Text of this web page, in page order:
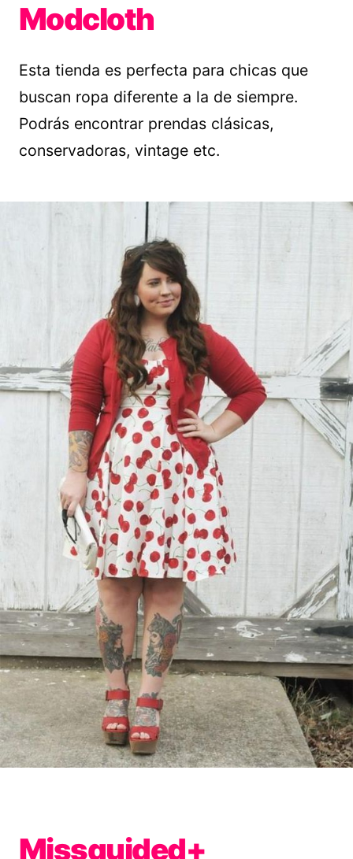
Modcloth
Esta tienda es perfecta para chicas que
buscan ropa diferente a la de siempre.
Podrás encontrar prendas clásicas,
conservadoras, vintage etc.
Missguided+